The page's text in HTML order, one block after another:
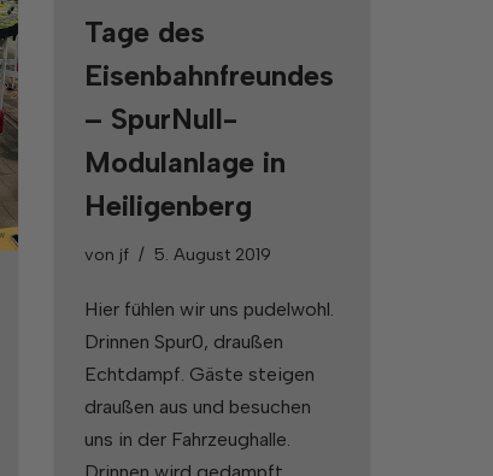
Tage des
Eisenbahnfreundes
– SpurNull-
Modulanlage in
Heiligenberg
von jf 5. August 2019
Hier fühlen wir uns pudelwohl.
Drinnen Spur0, draußen
Echtdampf. Gäste steigen
draußen aus und besuchen
uns in der Fahrzeughalle.